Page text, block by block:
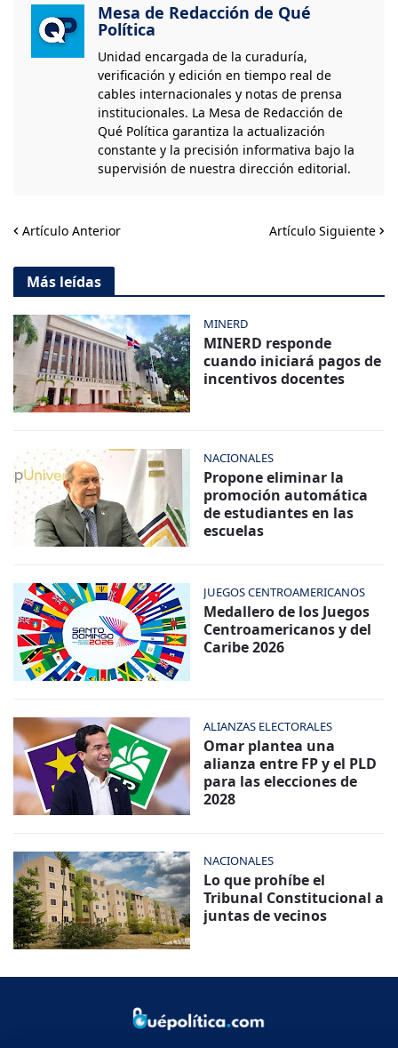
Mesa de Redacción de Qué
Política
Unidad encargada de la curaduría,
verificación y edición en tiempo real de
cables internacionales y notas de prensa
institucionales. La Mesa de Redacción de
Qué Política garantiza la actualización
constante y la precisión informativa bajo la
supervisión de nuestra dirección editorial.
Artículo Anterior Artículo Siguiente
Más leídas
MINERD
MINERD responde
cuando iniciará pagos de
incentivos docentes
NACIONALES
Propone eliminar la
promoción automática
de estudiantes en las
escuelas
JUEGOS CENTROAMERICANOS
Medallero de los Juegos
Centroamericanos y del
Caribe 2026
ALIANZAS ELECTORALES
Omar plantea una
alianza entre FP y el PLD
para las elecciones de
2028
NACIONALES
Lo que prohíbe el
Tribunal Constitucional a
juntas de vecinos